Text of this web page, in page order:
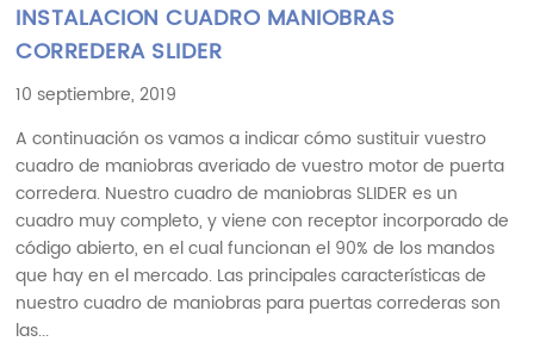
INSTALACION CUADRO MANIOBRAS
CORREDERA SLIDER
10 septiembre, 2019
A continuación os vamos a indicar cómo sustituir vuestro
cuadro de maniobras averiado de vuestro motor de puerta
corredera. Nuestro cuadro de maniobras SLIDER es un
cuadro muy completo, y viene con receptor incorporado de
código abierto, en el cual funcionan el 90% de los mandos
que hay en el mercado. Las principales características de
nuestro cuadro de maniobras para puertas correderas son
las...